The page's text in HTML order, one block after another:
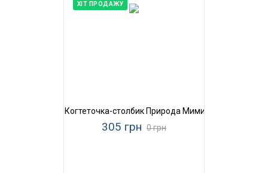
ХІТ ПРОДАЖУ
Когтеточка-столбик Природа Мими
305 грн 0 грн